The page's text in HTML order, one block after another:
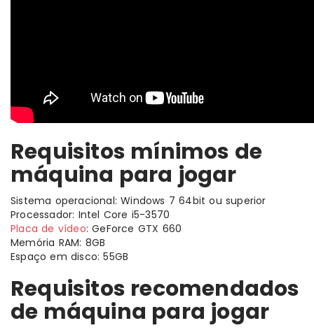
Requisitos mínimos de
máquina para jogar
Sistema operacional: Windows 7 64bit ou superior
Processador: Intel Core i5-3570
Placa de vídeo: GeForce GTX 660
Memória RAM: 8GB
Espaço em disco: 55GB
Requisitos recomendados
de máquina para jogar